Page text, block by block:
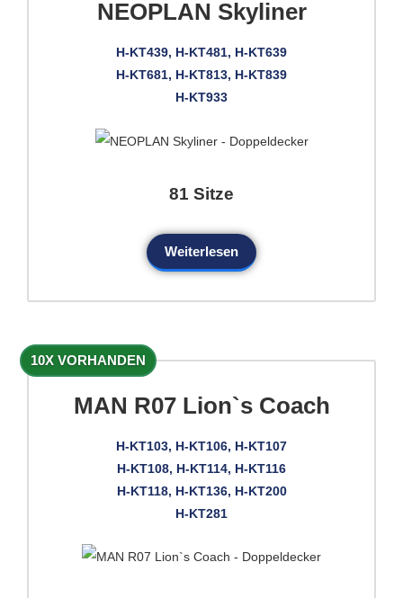
NEOPLAN Skyliner
H-KT439, H-KT481, H-KT639
H-KT681, H-KT813, H-KT839
H-KT933
81 Sitze
Weiterlesen
10X VORHANDEN
MAN R07 Lion`s Coach
H-KT103, H-KT106, H-KT107
H-KT108, H-KT114, H-KT116
H-KT118, H-KT136, H-KT200
H-KT281